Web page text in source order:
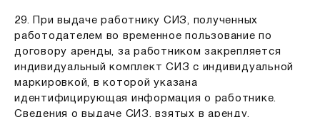
29. При выдаче работнику СИЗ, полученных
работодателем во временное пользование по
договору аренды, за работником закрепляется
индивидуальный комплект СИЗ с индивидуальной
маркировкой, в которой указана
идентифицирующая информация о работнике.
Сведения о выдаче СИЗ, взятых в аренду,